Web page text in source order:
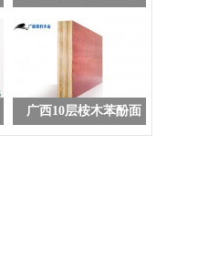
板8层建筑模板
广西10层桉木苯酚面
施工用木模板